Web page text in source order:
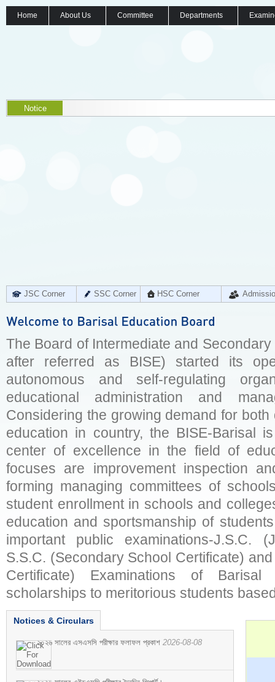
Home About Us Committee Departments
Notice
JSC Corner SSC Corner HSC Corner
The Board of Intermediate and
after referred as BISE) started its
autonomous and self-regulating
educational administration and
Considering the growing demand for
education in country, the BISE-Barisal
center of excellence in the field of
focuses are improvement inspection
forming managing committees of
student enrollment in schools and
education and sportsmanship of
important public examinations-J.S.C.
S.S.C. (Secondary School Certificate)
Certificate) Examinations of
scholarships to meritorious students
Notices & Circulars
২০২৬ সালের এসএসসি পরীক্ষার ফলাফল প্রকাশ 2026-08-08